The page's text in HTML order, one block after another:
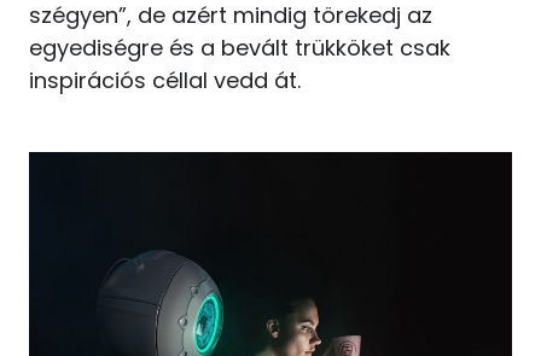
szégyen”, de azért mindig törekedj az
egyediségre és a bevált trükköket csak
inspirációs céllal vedd át.